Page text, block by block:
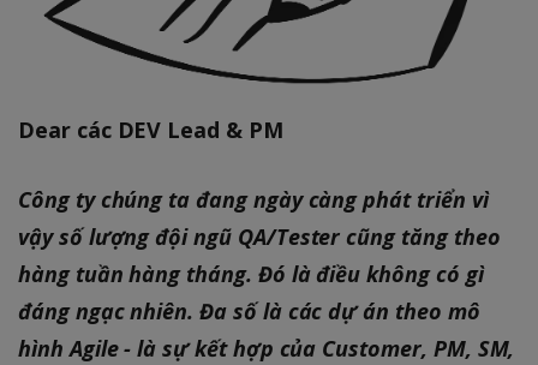
Dear các DEV Lead & PM
Công ty chúng ta đang ngày càng phát triển vì
vậy số lượng đội ngũ QA/Tester cũng tăng theo
hàng tuần hàng tháng. Đó là điều không có gì
đáng ngạc nhiên. Đa số là các dự án theo mô
hình Agile - là sự kết hợp của Customer, PM, SM,